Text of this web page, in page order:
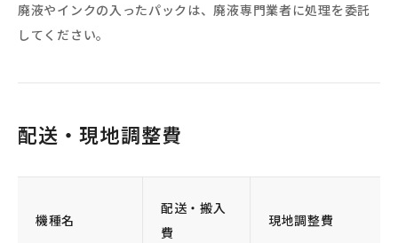
廃液やインクの入ったパックは、廃液専門業者に処理を委託
してください。
配送・現地調整費
機種名
配送・搬入
費
現地調整費